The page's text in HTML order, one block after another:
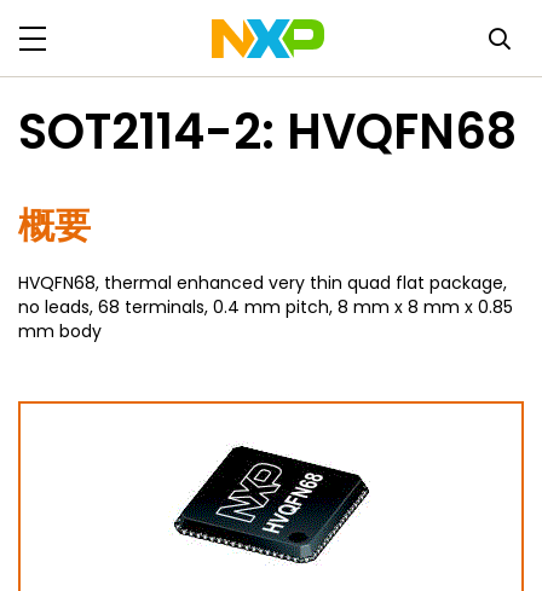
SOT2114-2: HVQFN68
概要
HVQFN68, thermal enhanced very thin quad flat package,
no leads, 68 terminals, 0.4 mm pitch, 8 mm x 8 mm x 0.85
mm body